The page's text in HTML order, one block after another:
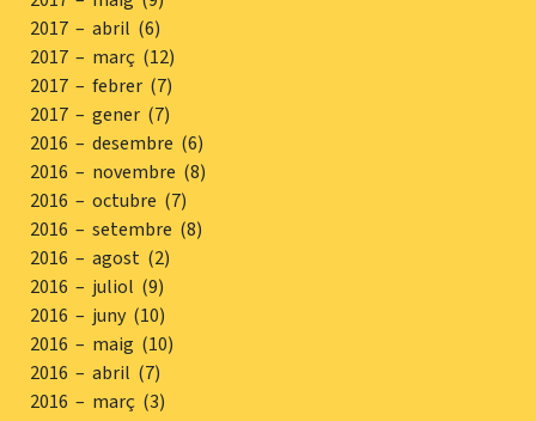
2017 – abril (6)
2017 – març (12)
2017 – febrer (7)
2017 – gener (7)
2016 – desembre (6)
2016 – novembre (8)
2016 – octubre (7)
2016 – setembre (8)
2016 – agost (2)
2016 – juliol (9)
2016 – juny (10)
2016 – maig (10)
2016 – abril (7)
2016 – març (3)